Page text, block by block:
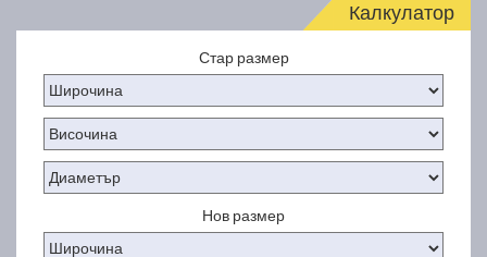
Калкулатор
Стар размер
Нов размер